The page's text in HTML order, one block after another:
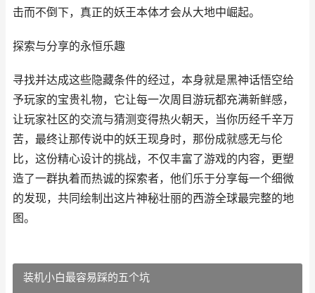
击而不倒下，真正的妖王本体才会从大地中崛起。
探索与分享的永恒乐趣
寻找并达成这些隐藏条件的经过，本身就是黑神话悟空给
予玩家的宝贵礼物，它让每一次周目游玩都充满新鲜感，
让玩家社区的交流与猜测变得热火朝天，当你历经千辛万
苦，最终让那传说中的妖王现身时，那份成就感无与伦
比，这份精心设计的挑战，不仅丰富了游戏的内容，更塑
造了一群执着而热诚的探索者，他们乐于分享每一个细微
的发现，共同绘制出这片神秘壮丽的西游全球最完整的地
图。
装机小白最容易踩的五个坑